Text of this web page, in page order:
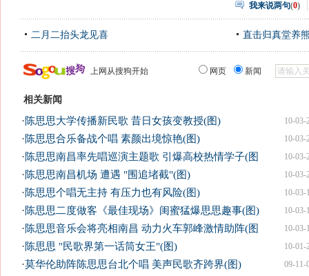
我来说两句(0)
二月二抬头龙见喜 直击归真堂养
上网从搜狗开始 网页 新闻
相关新闻
10-03-
·陈思思大学传播新民歌 昔日女孩变教授(图)
10-03-
·陈思思合乐备战个唱 素颜出境惊艳(图)
10-03-
·陈思思南昌率先唱巡演主题歌 引爆高校热情学子(图
10-03-
·陈思思南昌机场 遭遇 "围追堵截"(图)
10-03-
·陈思思个唱无主持 有压力也有风险(图)
10-03-
·陈思思二度做客《最佳现场》闺蜜猛爆思思趣事(图)
10-03-
·陈思思音乐会将亮相南昌 动力火车郭峰激情助阵(图
10-01-
·陈思思 "民歌界第一话筒女王"(图)
09-11-
·莫华伦助阵陈思思台北个唱 美声民歌齐跨界(图)